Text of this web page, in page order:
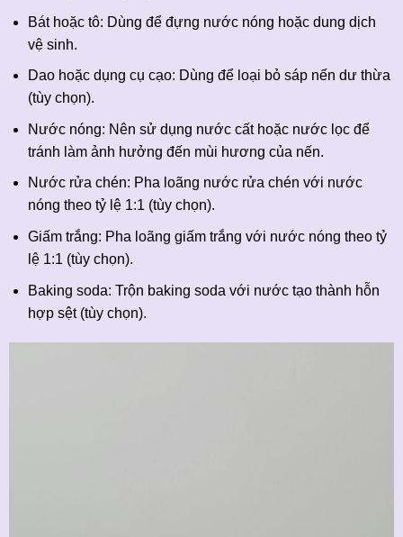
Bát hoặc tô: Dùng để đựng nước nóng hoặc dung dịch
vệ sinh.
Dao hoặc dụng cụ cạo: Dùng để loại bỏ sáp nến dư thừa
(tùy chọn).
Nước nóng: Nên sử dụng nước cất hoặc nước lọc để
tránh làm ảnh hưởng đến mùi hương của nến.
Nước rửa chén: Pha loãng nước rửa chén với nước
nóng theo tỷ lệ 1:1 (tùy chọn).
Giấm trắng: Pha loãng giấm trắng với nước nóng theo tỷ
lệ 1:1 (tùy chọn).
Baking soda: Trộn baking soda với nước tạo thành hỗn
hợp sệt (tùy chọn).